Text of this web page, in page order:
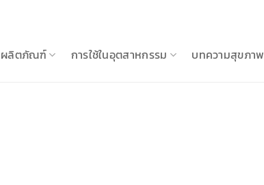
ผลิตภัณฑ์ การใช้ในอุตสาหกรรม บทความสุขภาพ